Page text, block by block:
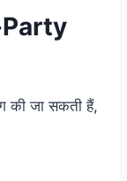
Party
की जा सकती हैं,